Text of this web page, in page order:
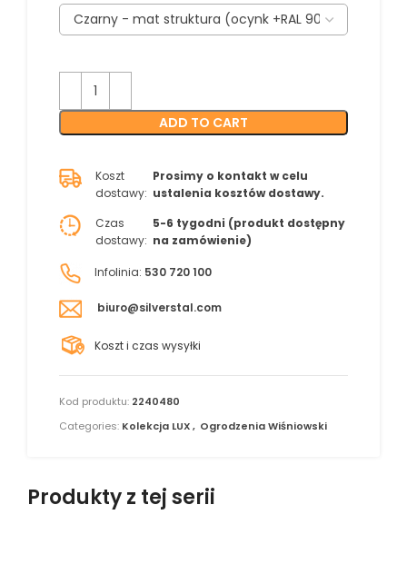
ADD TO CART
Koszt
dostawy:
Prosimy o kontakt w celu
ustalenia kosztów dostawy.
Czas
dostawy:
5-6 tygodni (produkt dostępny
na zamówienie)
Infolinia: 530 720 100
biuro@silverstal.com
Koszt i czas wysyłki
Kod produktu: 2240480
Categories: Kolekcja LUX, Ogrodzenia Wiśniowski
Produkty z tej serii